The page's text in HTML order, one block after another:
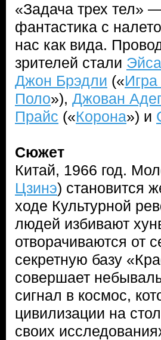
«Задача трех тел»
фантастика с
нас как вида.
зрителей стали
Джон Брэдли («
Поло»), Джован
Прайс («Корона») и
Сюжет
Китай, 1966 год.
Цзинэ) становится
ходе Культурной
людей избивают
отворачиваются от
секретную базу
совершает
сигнал в космос,
цивилизации на
своих